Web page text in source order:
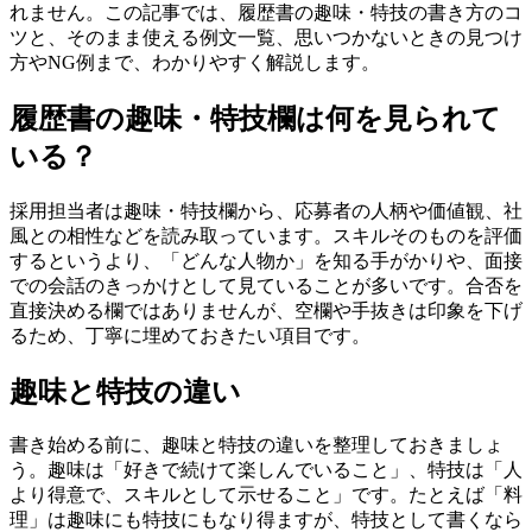
れません。この記事では、履歴書の趣味・特技の書き方のコ
ツと、そのまま使える例文一覧、思いつかないときの見つけ
方やNG例まで、わかりやすく解説します。
履歴書の趣味・特技欄は何を見られて
いる？
採用担当者は趣味・特技欄から、応募者の人柄や価値観、社
風との相性などを読み取っています。スキルそのものを評価
するというより、「どんな人物か」を知る手がかりや、面接
での会話のきっかけとして見ていることが多いです。合否を
直接決める欄ではありませんが、空欄や手抜きは印象を下げ
るため、丁寧に埋めておきたい項目です。
趣味と特技の違い
書き始める前に、趣味と特技の違いを整理しておきましょ
う。趣味は「好きで続けて楽しんでいること」、特技は「人
より得意で、スキルとして示せること」です。たとえば「料
理」は趣味にも特技にもなり得ますが、特技として書くなら